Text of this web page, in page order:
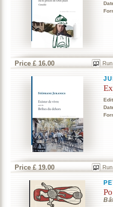
Price £ 16.00
Price £ 19.00